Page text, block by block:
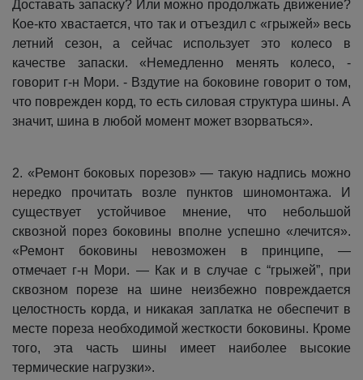
Доставать запаску? Или можно продолжать движение?
Кое-кто хвастается, что так и отъездил с «грыжей» весь
летний сезон, а сейчас использует это колесо в
качестве запаски. «Немедленно менять колесо, -
говорит г-н Мори. - Вздутие на боковине говорит о том,
что поврежден корд, то есть силовая структура шины. А
значит, шина в любой момент может взорваться».
2. «Ремонт боковых порезов» — такую надпись можно
нередко прочитать возле пунктов шиномонтажа. И
существует устойчивое мнение, что небольшой
сквозной порез боковины вполне успешно «лечится».
«Ремонт боковины невозможен в принципе, —
отмечает г-н Мори. — Как и в случае с “грыжей”, при
сквозном порезе на шине неизбежно повреждается
целостность корда, и никакая заплатка не обеспечит в
месте пореза необходимой жесткости боковины. Кроме
того, эта часть шины имеет наиболее высокие
термические нагрузки».